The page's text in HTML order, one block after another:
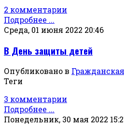
2 комментарии
Подробнее ...
Среда, 01 июня 2022 20:46
В День защиты детей
Опубликовано в
Теги
3 комментарии
Подробнее ...
Понедельник, 30 мая 2022